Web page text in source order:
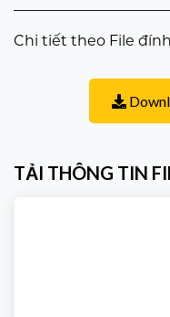
Chi tiết theo File
TẢI THÔNG TIN